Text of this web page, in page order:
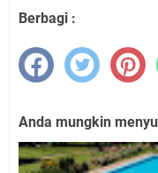
Berbagi :
Anda mungkin